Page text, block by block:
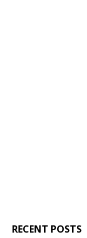
RECENT POSTS